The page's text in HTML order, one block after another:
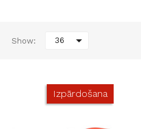
Show: 36 
Izpārdošana